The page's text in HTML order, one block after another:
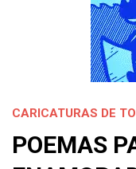
CARICATURAS DE
POEMAS